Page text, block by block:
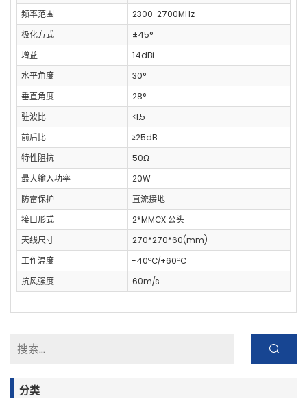
分类
频率范围
2300-2700MHz
极化方式
±45°
增益
14dBi
水平角度
30°
垂直角度
28°
驻波比
≤1.5
前后比
≥25dB
特性阻抗
50Ω
最大输入功率
20W
防雷保护
直流接地
接口形式
2*MMCX 公头
天线尺寸
270*270*60(mm)
工作温度
-40ºC/+60ºC
抗风强度
60m/s